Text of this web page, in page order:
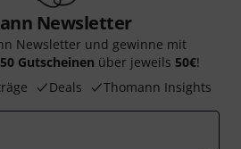
Newsletter
Newsletter und gewinne mit
50 Gutscheinen über jeweils 50€!
Deals Thomann Insights